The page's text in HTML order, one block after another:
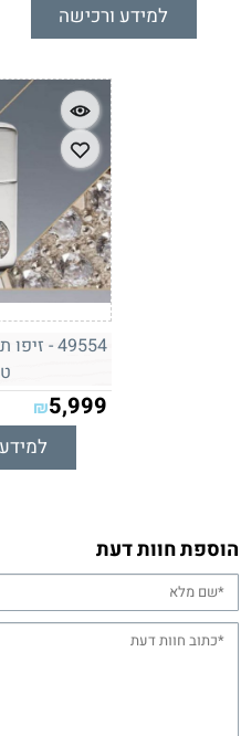
למידע ורכישה
49554 -
₪5,999
הוספת חוות דעת